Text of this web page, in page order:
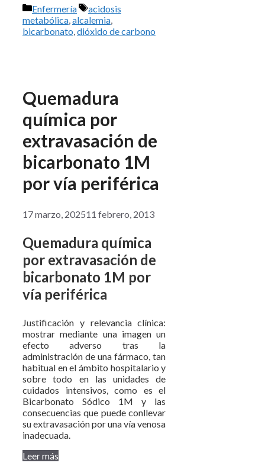
Categorías
Enfermería Etiquetas
acidosis
metabólica alcalemia
bicarbonato dióxido de carbono
Quemadura
química por
extravasación de
bicarbonato 1M
por vía periférica
17 marzo, 202511 febrero, 2013
Quemadura química
por extravasación de
bicarbonato 1M por
vía periférica
Justificación y relevancia clínica:
mostrar mediante una imagen un
efecto adverso tras la
administración de una fármaco, tan
habitual en el ámbito hospitalario y
sobre todo en las unidades de
cuidados intensivos, como es el
Bicarbonato Sódico 1M y las
consecuencias que puede conllevar
su extravasación por una vía venosa
inadecuada.
Leer más